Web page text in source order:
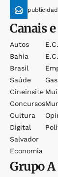
Canais
Autos
Bahia
Brasil
Saúde
Cineinsite
Concursos
Cultura
Digital
Salvador
Economia
GrupoA